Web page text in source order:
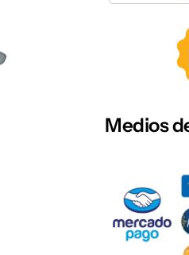
Medios